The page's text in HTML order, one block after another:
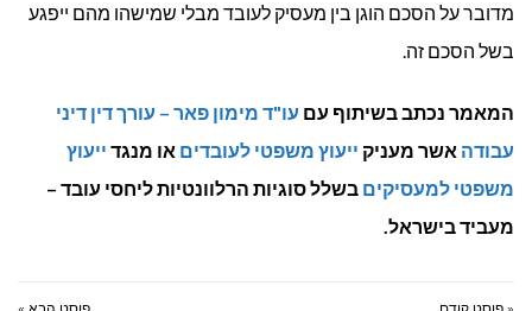
מדובר על הסכם הוגן בין מעסיק לעובד מבלי שמישהו מהם ייפגע
בשל הסכם זה.
המאמר נכתב בשיתוף עם עו"ד מימון פאר – עורך דין דיני
עבודה אשר מעניק ייעוץ משפטי לעובדים או מנגד ייעוץ
משפטי למעסיקים בשלל סוגיות הרלוונטיות ליחסי עובד –
מעביד בישראל.